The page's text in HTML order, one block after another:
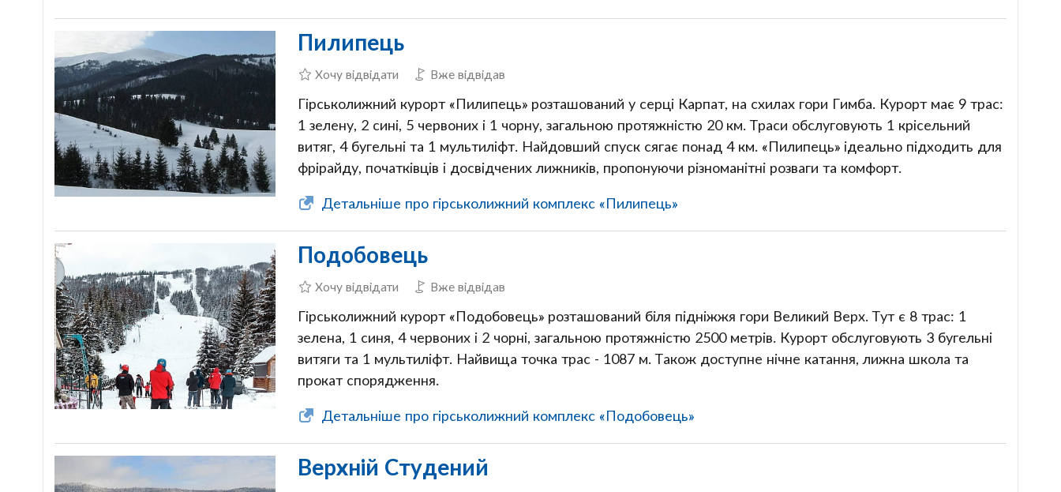
Пилипець
Хочу відвідати Вже відвідав
Гірськолижний курорт «Пилипець» розташований у серці Карпат, на схилах гори Гимба. Курорт має 9 трас:
1 зелену, 2 сині, 5 червоних і 1 чорну, загальною протяжністю 20 км. Траси обслуговують 1 крісельний
витяг, 4 бугельні та 1 мультиліфт. Найдовший спуск сягає понад 4 км. «Пилипець» ідеально підходить для
фрірайду, початківців і досвідчених лижників, пропонуючи різноманітні розваги та комфорт.
Детальніше про гірськолижний комплекс «Пилипець»
Подобовець
Хочу відвідати Вже відвідав
Гірськолижний курорт «Подобовець» розташований біля підніжжя гори Великий Верх. Тут є 8 трас: 1
зелена, 1 синя, 4 червоних і 2 чорні, загальною протяжністю 2500 метрів. Курорт обслуговують 3 бугельні
витяги та 1 мультиліфт. Найвища точка трас - 1087 м. Також доступне нічне катання, лижна школа та
прокат спорядження.
Детальніше про гірськолижний комплекс «Подобовець»
Верхній Студений